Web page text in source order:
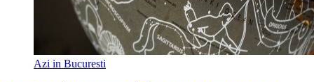
Azi in Bucuresti